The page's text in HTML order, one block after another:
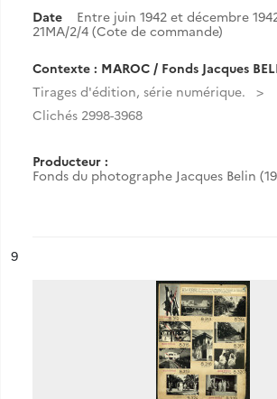
Date Entre juin 1942 et décembre
21MA/2/4 (Cote de commande)
Contexte : MAROC / Fonds Jacques
Tirages d'édition, série numérique.
Clichés 2998-3968
Producteur :
Fonds du photographe Jacques Belin
n°
9